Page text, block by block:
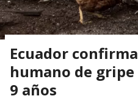
Ecuador
humano de
9 años